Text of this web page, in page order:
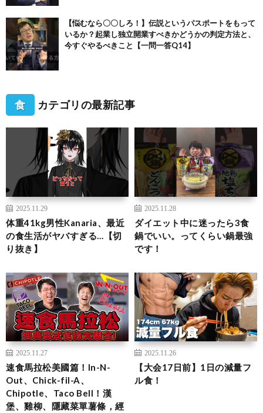
【悩むなら〇〇しろ！】伝説というパスポートをもって
いるか？起業し独立開業すべきかどうかの判定方法と、
今すぐやるべきこと【一問一答Q14】
食 カテゴリの最新記事
2025.11.29
体重41kg男性Kanaria、最近
の食生活がヤバすぎる…【切
り抜き】
2025.11.28
ダイエット中に迷ったら3食
鍋でいい。ってくらい鍋最強
です！
2025.11.27
速食馬拉松美國篇！In-N-
Out、Chick-fil-A、
Chipotle、Taco Bell！漢
堡、雞柳、隱藏菜單薯條，經
2025.11.26
【大会17日前】1日の減量フ
ル食！